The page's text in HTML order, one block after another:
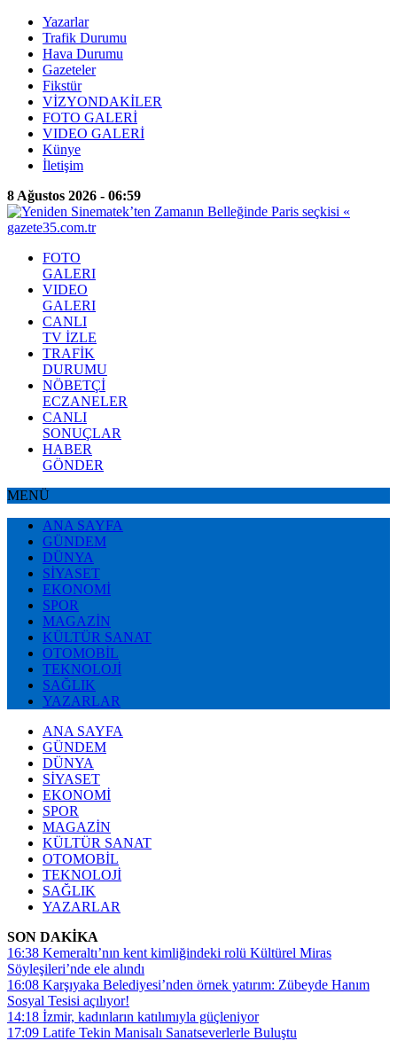
Yazarlar
Trafik Durumu
Hava Durumu
Gazeteler
Fikstür
VİZYONDAKİLER
FOTO GALERİ
VIDEO GALERİ
Künye
İletişim
8 Ağustos 2026 - 06:59
FOTO
GALERI
VIDEO
GALERI
CANLI
TV İZLE
TRAFİK
DURUMU
NÖBETÇİ
ECZANELER
CANLI
SONUÇLAR
HABER
GÖNDER
MENÜ
ANA SAYFA
GÜNDEM
DÜNYA
SİYASET
EKONOMİ
SPOR
MAGAZİN
KÜLTÜR SANAT
OTOMOBİL
TEKNOLOJİ
SAĞLIK
YAZARLAR
ANA SAYFA
GÜNDEM
DÜNYA
SİYASET
EKONOMİ
SPOR
MAGAZİN
KÜLTÜR SANAT
OTOMOBİL
TEKNOLOJİ
SAĞLIK
YAZARLAR
SON DAKİKA
16:38 Kemeraltı’nın kent kimliğindeki rolü Kültürel Miras
Söyleşileri’nde ele alındı
16:08 Karşıyaka Belediyesi’nden örnek yatırım: Zübeyde Hanım
Sosyal Tesisi açılıyor!
14:18 İzmir, kadınların katılımıyla güçleniyor
17:09 Latife Tekin Manisalı Sanatseverlerle Buluştu